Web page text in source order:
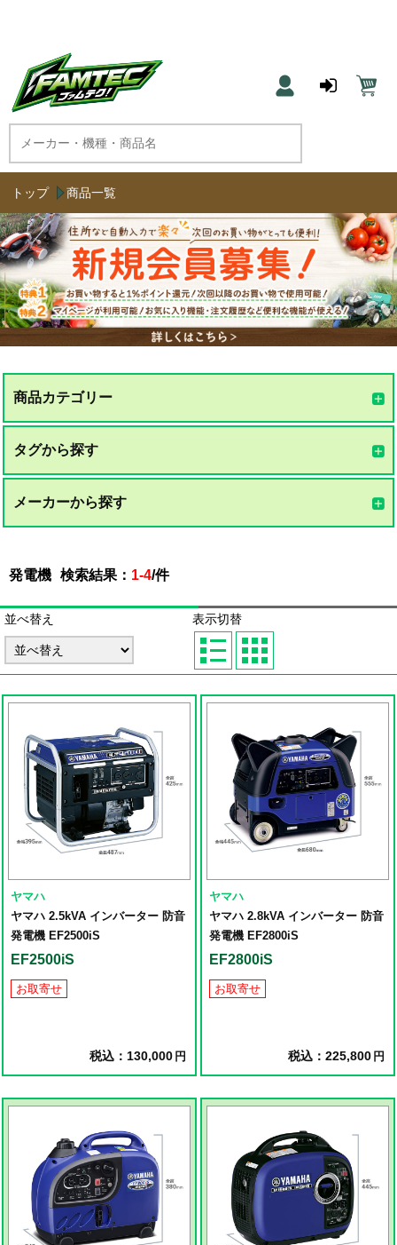
トップ 商品一覧
商品カテゴリー
タグから探す
メーカーから探す
発電機 検索結果： 1-4/件
並べ替え 表示切替
ヤマハ
ヤマハ 2.5kVA インバーター 防音
発電機 EF2500iS
EF2500iS
お取寄せ
税込：130,000 円
ヤマハ
ヤマハ 2.8kVA インバーター 防音
発電機 EF2800iS
EF2800iS
お取寄せ
税込：225,800 円